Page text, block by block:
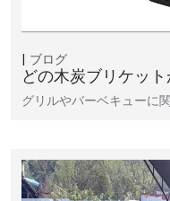
ブログ
どの木炭ブリケッ
グリルやバーベキューに